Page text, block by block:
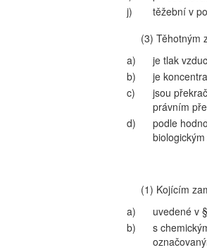
j)
těžební v
(3) Těhotným
a)
je tlak
b)
je
c)
jsou
právním
d)
podle
(1) Kojícím
a)
uvedené v
b)
s